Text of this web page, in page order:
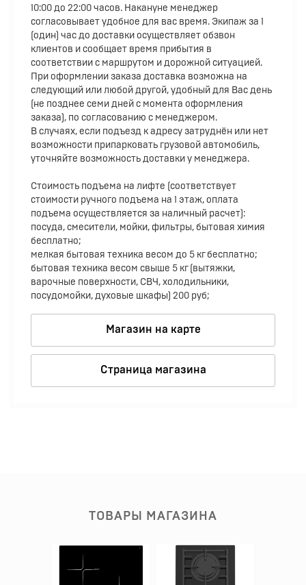
10:00 до 22:00 часов. Накануне менеджер
согласовывает удобное для вас время. Экипаж за 1
(один) час до доставки осуществляет обзвон
клиентов и сообщает время прибытия в
соответствии с маршрутом и дорожной ситуацией.
При оформлении заказа доставка возможна на
следующий или любой другой, удобный для Вас день
(не позднее семи дней с момента оформления
заказа), по согласованию с менеджером.
В случаях, если подъезд к адресу затруднён или нет
возможности припарковать грузовой автомобиль,
уточняйте возможность доставки у менеджера.
Стоимость подъема на лифте (соответствует
стоимости ручного подъема на 1 этаж, оплата
подъема осуществляется за наличный расчет):
посуда, смесители, мойки, фильтры, бытовая химия
бесплатно;
мелкая бытовая техника весом до 5 кг бесплатно;
бытовая техника весом свыше 5 кг (вытяжки,
варочные поверхности, СВЧ, холодильники,
посудомойки, духовые шкафы) 200 руб;
Магазин на карте
Страница магазина
ТОВАРЫ МАГАЗИНА